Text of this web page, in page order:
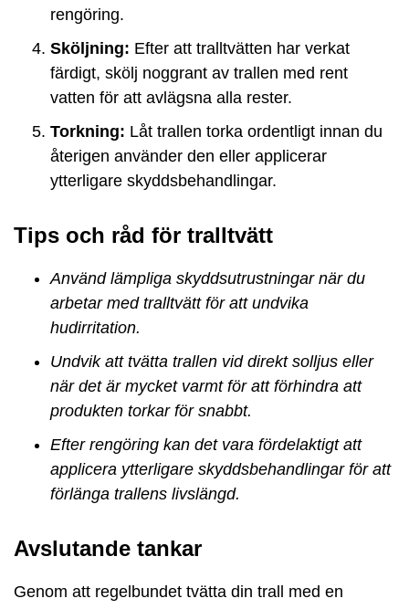
rengöring.
Sköljning: Efter att tralltvätten har verkat
färdigt, skölj noggrant av trallen med rent
vatten för att avlägsna alla rester.
Torkning: Låt trallen torka ordentligt innan du
återigen använder den eller applicerar
ytterligare skyddsbehandlingar.
Tips och råd för tralltvätt
Använd lämpliga skyddsutrustningar när du
arbetar med tralltvätt för att undvika
hudirritation.
Undvik att tvätta trallen vid direkt solljus eller
när det är mycket varmt för att förhindra att
produkten torkar för snabbt.
Efter rengöring kan det vara fördelaktigt att
applicera ytterligare skyddsbehandlingar för att
förlänga trallens livslängd.
Avslutande tankar
Genom att regelbundet tvätta din trall med en